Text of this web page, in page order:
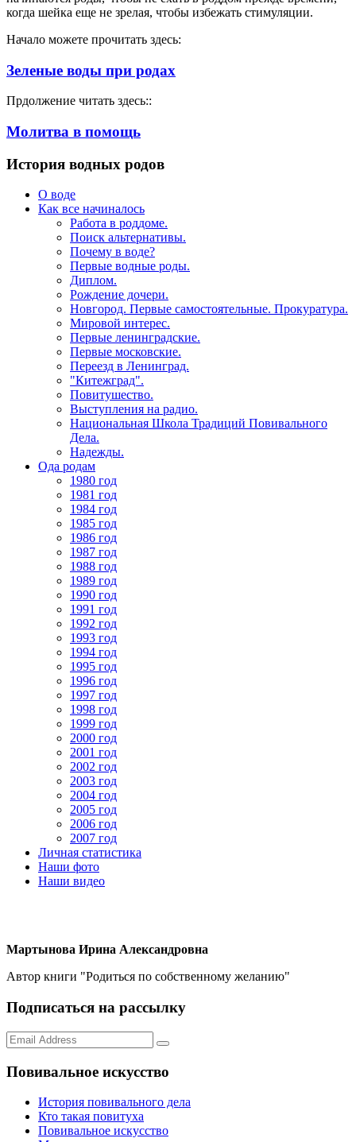
когда шейка еще не зрелая, чтобы избежать стимуляции.
Начало можете прочитать здесь:
Зеленые воды при родах
Прдолжение читать здесь::
Молитва в помощь
История водных родов
О воде
Как все начиналось
Работа в роддоме.
Поиск альтернативы.
Почему в воде?
Первые водные роды.
Диплом.
Рождение дочери.
Новгород. Первые самостоятельные. Прокуратура.
Мировой интерес.
Первые ленинградские.
Первые московские.
Переезд в Ленинград.
"Китежград".
Повитушество.
Выступления на радио.
Национальная Школа Традиций Повивального
Дела.
Надежды.
Ода родам
1980 год
1981 год
1984 год
1985 год
1986 год
1987 год
1988 год
1989 год
1990 год
1991 год
1992 год
1993 год
1994 год
1995 год
1996 год
1997 год
1998 год
1999 год
2000 год
2001 год
2002 год
2003 год
2004 год
2005 год
2006 год
2007 год
Личная статистика
Наши фото
Наши видео
Мартынова Ирина Александровна
Автор книги "Родиться по собственному желанию"
Подписаться на рассылку
Повивальное искусство
История повивального дела
Кто такая повитуха
Повивальное искусство